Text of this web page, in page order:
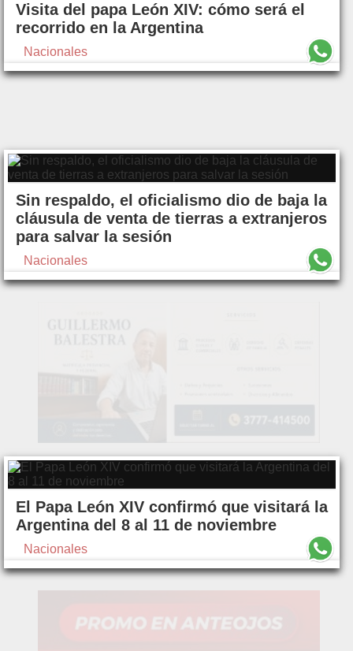
Visita del papa León XIV: cómo será el
recorrido en la Argentina
Nacionales
Sin respaldo, el oficialismo dio de baja la
cláusula de venta de tierras a extranjeros
para salvar la sesión
Nacionales
El Papa León XIV confirmó que visitará la
Argentina del 8 al 11 de noviembre
Nacionales